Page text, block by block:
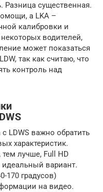
Разница существенная.
а LKA –
калибровки и
водителей,
может показаться
так как считаю, что
контроль над
LDWS важно обратить
характеристик.
лучше, Full HD
вариант.
170 градусов)
на видео.